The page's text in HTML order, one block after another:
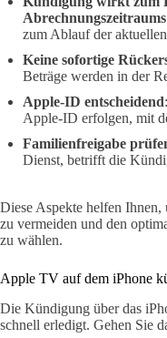
Abrechnungszeitraums
zum Ablauf der
Keine sofortige
Beträge werden in der
Apple-ID entscheidend
Apple-ID erfolgen, mit
Familienfreigabe
Dienst, betrifft die
Diese Aspekte helfen Ihnen,
zu vermeiden und den
zu wählen.
Apple TV auf dem iPhone
Die Kündigung über das
schnell erledigt. Gehen Sie